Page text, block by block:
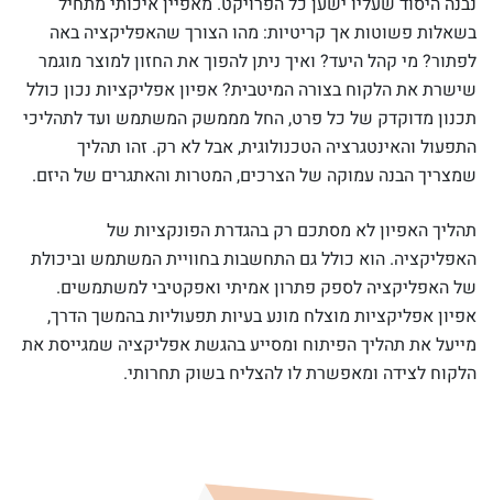
בשאלות פשוטות אך קריטיות: מהו הצורך שהאפליקציה באה
לפתור? מי קהל היעד? ואיך ניתן להפוך את החזון למוצר מוגמר
שישרת את הלקוח בצורה המיטבית? אפיון אפליקציות נכון כולל
תכנון מדוקדק של כל פרט, החל מממשק המשתמש ועד לתהליכי
התפעול והאינטגרציה הטכנולוגית, אבל לא רק. זהו תהליך
שמצריך הבנה עמוקה של הצרכים, המטרות והאתגרים של היזם.
תהליך האפיון לא מסתכם רק בהגדרת הפונקציות של
האפליקציה. הוא כולל גם התחשבות בחוויית המשתמש וביכולת
של האפליקציה לספק פתרון אמיתי ואפקטיבי למשתמשים.
אפיון אפליקציות מוצלח מונע בעיות תפעוליות בהמשך הדרך,
מייעל את תהליך הפיתוח ומסייע בהגשת אפליקציה שמגייסת את
הלקוח לצידה ומאפשרת לו להצליח בשוק תחרותי.